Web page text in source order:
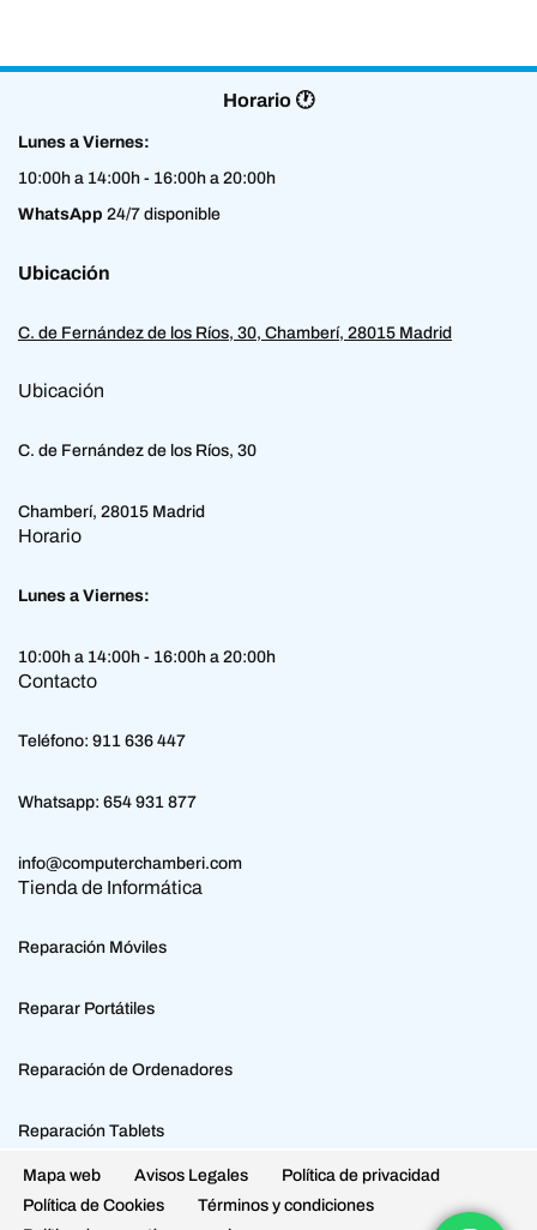
Horario 🕐
Lunes a Viernes:
10:00h a 14:00h - 16:00h a 20:00h
WhatsApp 24/7 disponible
Ubicación
C. de Fernández de los Ríos, 30, Chamberí, 28015 Madrid
Ubicación
C. de Fernández de los Ríos, 30
Chamberí, 28015 Madrid
Horario
Lunes a Viernes:
10:00h a 14:00h - 16:00h a 20:00h
Contacto
Teléfono: 911 636 447
Whatsapp: 654 931 877
info@computerchamberi.com
Tienda de Informática
Reparación Móviles
Reparar Portátiles
Reparación de Ordenadores
Reparación Tablets
Mapa web Avisos Legales
Política de privacidad
Política de Cookies
Términos y condiciones